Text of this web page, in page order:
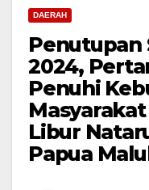
DAERAH
Penutupan
2024,
Penuhi
Libur
Papua